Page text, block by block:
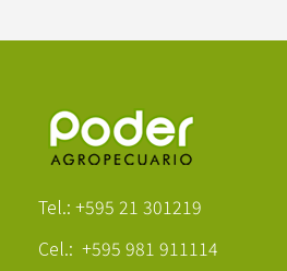
Tel.: +595 21 301219
Cel.: +595 981 911114